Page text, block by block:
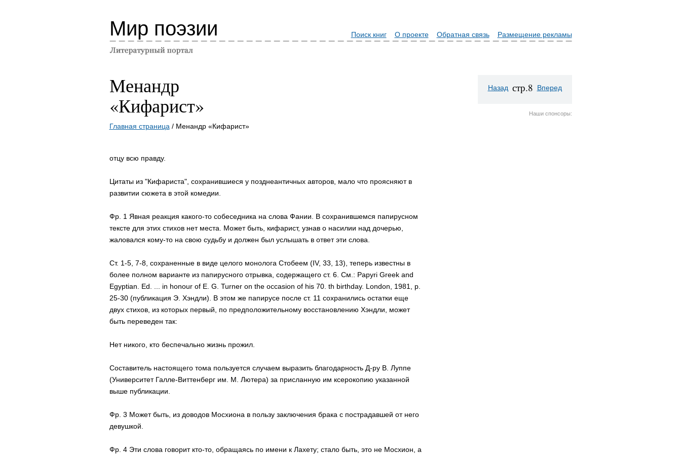
Мир поэзии Поиск книг О проекте Обратная связь Размещение рекламы
Менандр
«Кифарист»
Главная страница / Менандр «Кифарист»
отцу всю правду.
Цитаты из "Кифариста", сохранившиеся у позднеантичных авторов, мало что проясняют в
развитии сюжета в этой комедии.
Фр. 1 Явная реакция какого-то собеседника на слова Фании. В сохранившемся папирусном
тексте для этих стихов нет места. Может быть, кифарист, узнав о насилии над дочерью,
жаловался кому-то на свою судьбу и должен был услышать в ответ эти слова.
Ст. 1-5, 7-8, сохраненные в виде целого монолога Стобеем (IV, 33, 13), теперь известны в
более полном варианте из папирусного отрывка, содержащего ст. 6. См.: Papyri Greek and
Egyptian. Ed. ... in honour of E. G. Turner on the occasion of his 70. th birthday. London, 1981, p.
25-30 (публикация Э. Хэндли). В этом же папирусе после ст. 11 сохранились остатки еще
двух стихов, из которых первый, по предположительному восстановлению Хэндли, может
быть переведен так:
Нет никого, кто беспечально жизнь прожил.
Составитель настоящего тома пользуется случаем выразить благодарность Д-ру В. Луппе
(Университет Галле-Виттенберг им. М. Лютера) за присланную им ксерокопию указанной
выше публикации.
Фр. 3 Может быть, из доводов Мосхиона в пользу заключения брака с пострадавшей от него
девушкой.
Фр. 4 Эти слова говорит кто-то, обращаясь по имени к Лахету; стало быть, это не Мосхион, а
Назад стр.8 Вперед
Наши спонсоры: